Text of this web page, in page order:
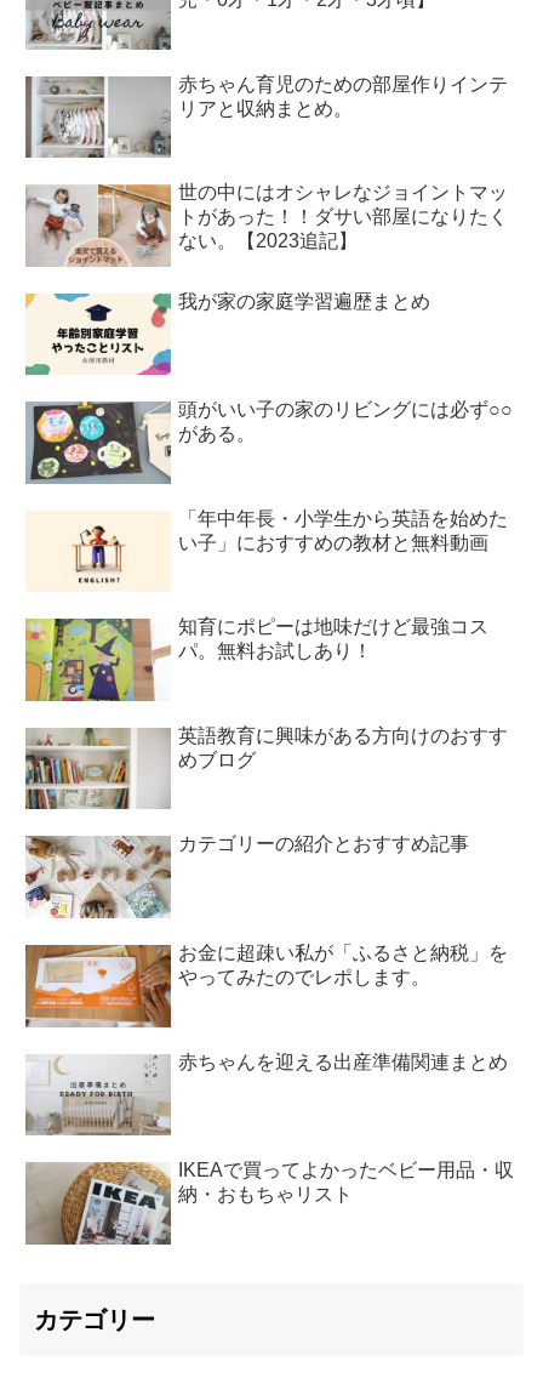
赤ちゃん育児のための部屋作りインテ
リアと収納まとめ。
世の中にはオシャレなジョイントマッ
トがあった！！ダサい部屋になりたく
ない。【2023追記】
我が家の家庭学習遍歴まとめ
頭がいい子の家のリビングには必ず○○
がある。
「年中年長・小学生から英語を始めた
い子」におすすめの教材と無料動画
知育にポピーは地味だけど最強コス
パ。無料お試しあり！
英語教育に興味がある方向けのおすす
めブログ
カテゴリーの紹介とおすすめ記事
お金に超疎い私が「ふるさと納税」を
やってみたのでレポします。
赤ちゃんを迎える出産準備関連まとめ
IKEAで買ってよかったベビー用品・収
納・おもちゃリスト
カテゴリー